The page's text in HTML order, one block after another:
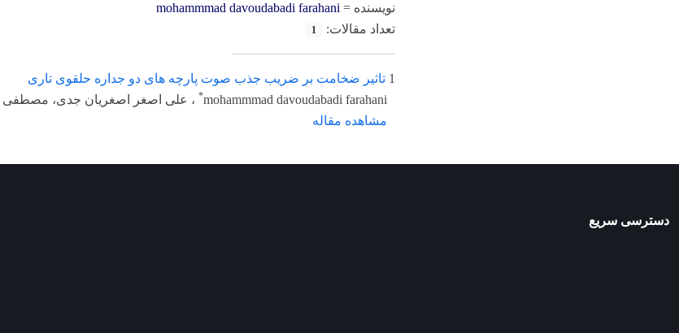
نویسنده = mohammmad davoudabadi farahani
تعداد مقالات:
1
1 تاثیر ضخامت بر ضریب جذب صوت پارچه های دو جداره حلقوی تاری
mohammmad davoudabadi farahani
* ، علی اصغر اصغریان جدی، مصطفی
مشاهده مقاله
دسترسی سریع